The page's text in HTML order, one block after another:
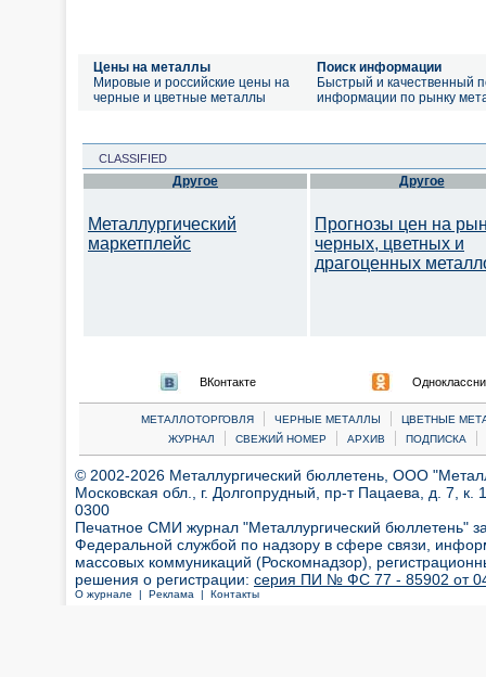
Цены на металлы
Мировые и российские цены на
черные и цветные металлы
Поиск информации
Быстрый и качественный
информации по рынку
CLASSIFIED
Другое
Металлургический
маркетплейс
Другое
Прогнозы цен на
черных, цветных и
драгоценных
ВКонтакте
МЕТАЛЛОТОРГОВЛЯ | ЧЕРНЫЕ МЕТАЛЛЫ |
ЦВЕТНЫЕ
ЖУРНАЛ
| СВЕЖИЙ НОМЕР | АРХИВ | ПОДПИСКА |
© 2002-2026 Металлургический бюллетень, ООО
Московская обл., г. Долгопрудный, пр-т Пацаева, д. 7,
0300
Печатное СМИ журнал "Металлургический бюллетень"
Федеральной службой по надзору в сфере связи,
массовых коммуникаций (Роскомнадзор),
решения о регистрации: серия ПИ № ФС 77 - 85902 от 04
О журнале | Реклама | Контакты